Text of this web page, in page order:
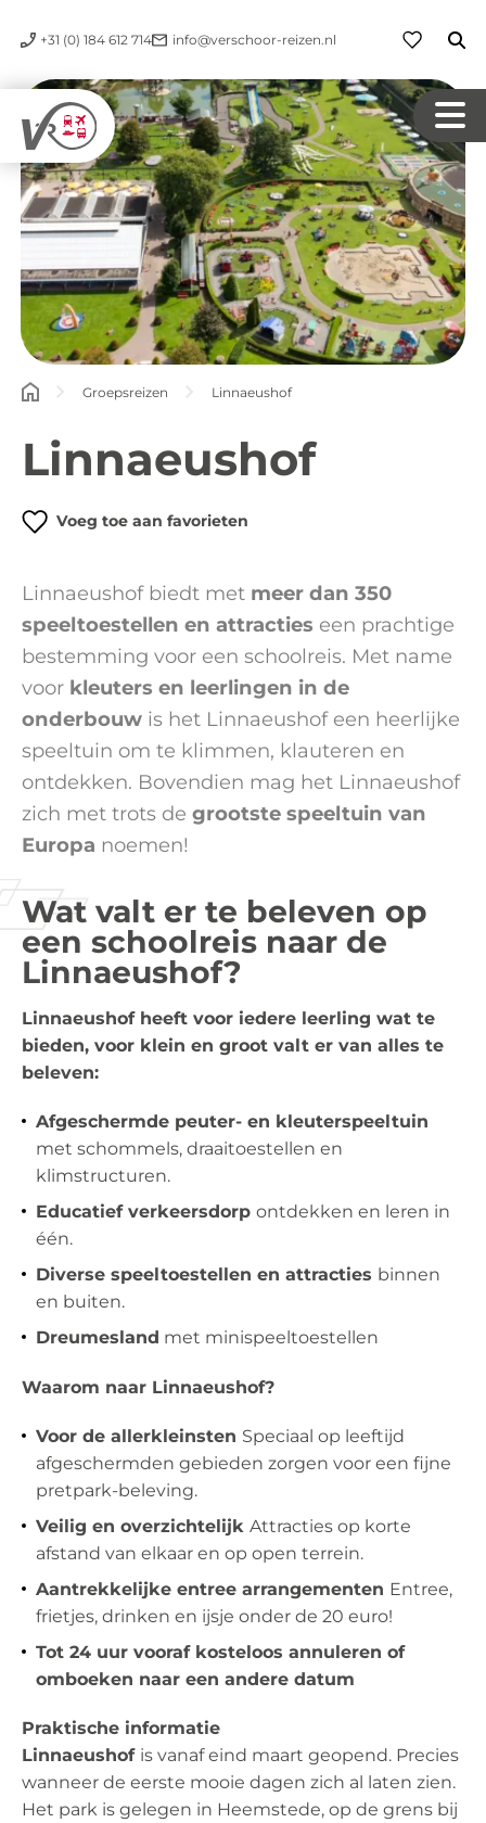
+31 (0) 184 612 714 info@verschoor-reizen.nl
Groepsreizen Linnaeushof
Linnaeushof
Voeg toe aan favorieten
Linnaeushof biedt met meer dan 350
speeltoestellen en attracties een prachtige
bestemming voor een schoolreis. Met name
voor kleuters en leerlingen in de
onderbouw is het Linnaeushof een heerlijke
speeltuin om te klimmen, klauteren en
ontdekken. Bovendien mag het Linnaeushof
zich met trots degrootste speeltuin van
Europa noemen!
Wat valt er te beleven op
een schoolreis naar de
Linnaeushof?
Linnaeushof heeft voor iedere leerling wat te
bieden, voor klein en groot valt er van alles te
beleven:
Afgeschermde peuter- en kleuterspeeltuin
met schommels, draaitoestellen en
klimstructuren.
Educatief verkeersdorpontdekken en leren in
één.
Diverse speeltoestellen en attracties binnen
en buiten.
Dreumesland met minispeeltoestellen
Waarom naar Linnaeushof?
Voor de allerkleinsten Speciaal op leeftijd
afgeschermden gebieden zorgen voor een fijne
pretpark-beleving.
Veilig en overzichtelijkAttracties op korte
afstand van elkaar en op open terrein.
Aantrekkelijke entree arrangementen Entree,
frietjes, drinken en ijsje onder de 20 euro!
Tot 24 uur vooraf kosteloos annuleren of
omboeken naar een andere datum
Praktische informatie
Linnaeushof is vanaf eind maart geopend. Precies
wanneer de eerste mooie dagen zich al laten zien.
Het park is gelegen in Heemstede, op de grens bij